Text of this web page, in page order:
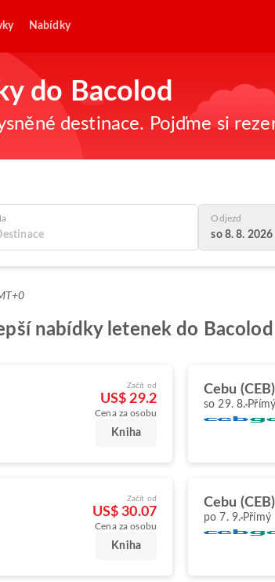
Nabídky
do Bacolod
destinace. Pojďme si
Odjezd
so 8. 8. 2026
nabídky letenek do Bacolod
Začít od
US$ 29.2
Cena za osobu
Kniha
Cebu (CEB)
so 29. 8. Přímý
Začít od
US$ 30.07
Cena za osobu
Kniha
Cebu (CEB)
po 7. 9. Přímý